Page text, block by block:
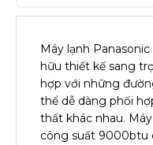
Máy lạnh
hữu thiết kế sang
hợp với những
thể dễ dàng phối
thất khác nhau.
công suất 9000btu